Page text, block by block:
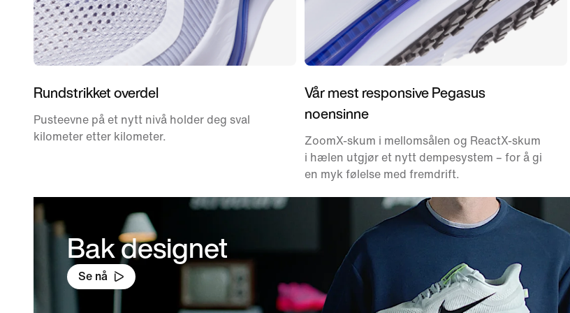
Rundstrikket overdel
Pusteevne på et nytt nivå holder deg sval
kilometer etter kilometer.
Vår mest responsive Pegasus
noensinne
ZoomX-skum i mellomsålen og ReactX-skum
i hælen utgjør et nytt dempesystem – for å gi
en myk følelse med fremdrift.
Bak designet
Se nå